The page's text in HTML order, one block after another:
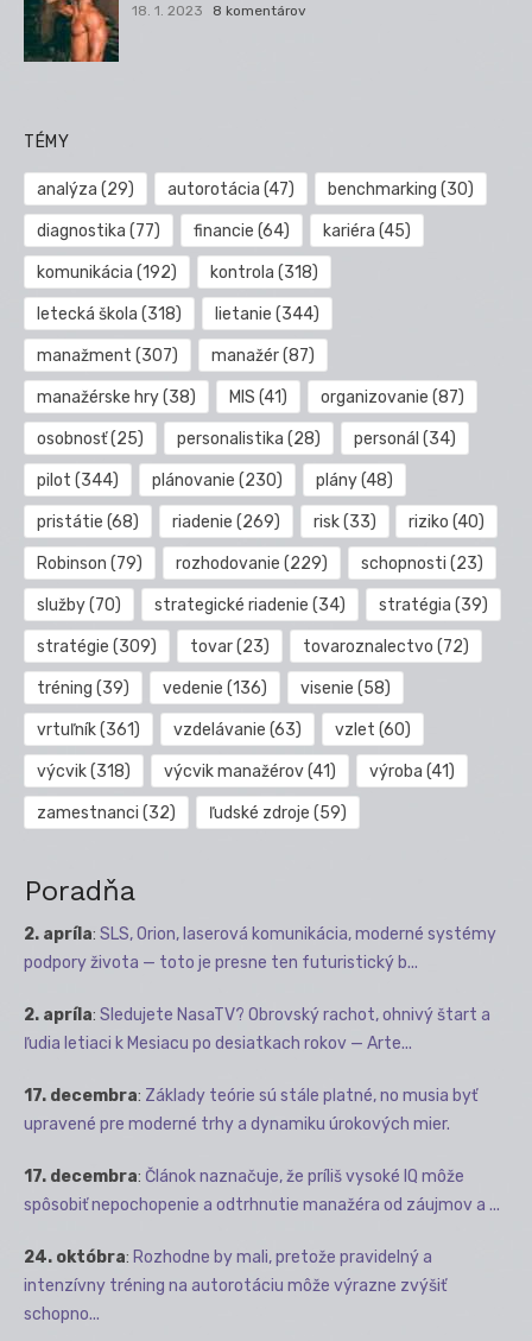
18. 1. 2023 8 komentárov
TÉMY
analýza (29) autorotácia (47) benchmarking (30)
diagnostika (77) financie (64) kariéra (45)
komunikácia (192) kontrola (318)
letecká škola (318) lietanie (344)
manažment (307) manažér(87)
manažérske hry(38) MIS (41) organizovanie (87)
osobnosť(25) personalistika (28) personál (34)
pilot (344) plánovanie (230) plány(48)
pristátie (68) riadenie (269) risk(33) riziko (40)
Robinson (79) rozhodovanie (229) schopnosti (23)
služby(70) strategické riadenie (34) stratégia (39)
stratégie (309) tovar(23) tovaroznalectvo (72)
tréning (39) vedenie (136) visenie (58)
vrtuľník(361) vzdelávanie (63) vzlet (60)
výcvik(318) výcvik manažérov(41) výroba (41)
zamestnanci (32) ľudské zdroje (59)
Poradňa
2. apríla: SLS, Orion, laserová komunikácia, moderné systémy
podpory života — toto je presne ten futuristický b...
2. apríla: Sledujete NasaTV? Obrovský rachot, ohnivý štart a
ľudia letiaci k Mesiacu po desiatkach rokov — Arte...
17. decembra: Základy teórie sú stále platné, no musia byť
upravené pre moderné trhy a dynamiku úrokových mier.
17. decembra: Článok naznačuje, že príliš vysoké IQ môže
spôsobiť nepochopenie a odtrhnutie manažéra od záujmov a ...
24. októbra: Rozhodne by mali, pretože pravidelný a
intenzívny tréning na autorotáciu môže výrazne zvýšiť
schopno...